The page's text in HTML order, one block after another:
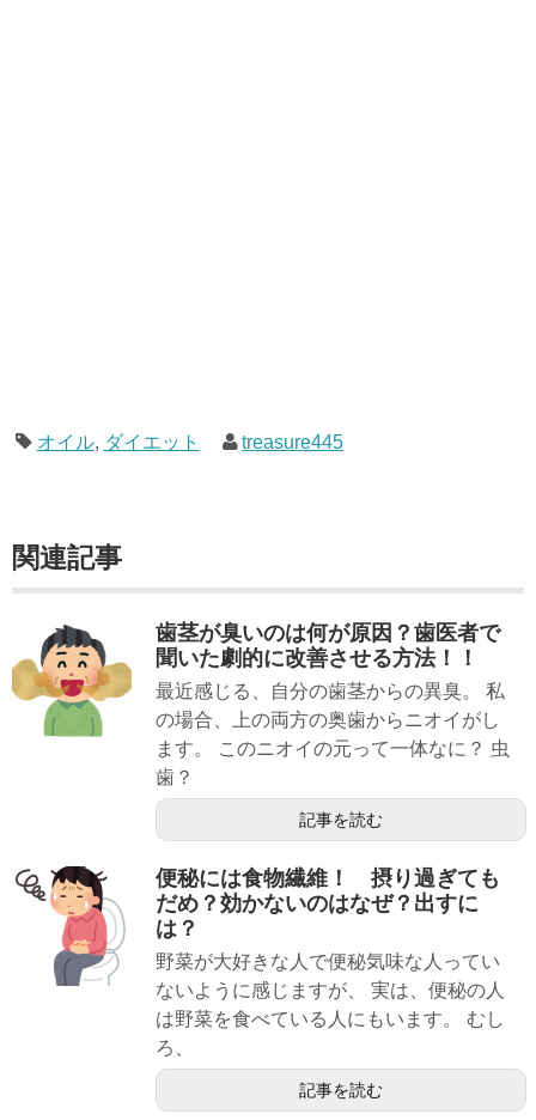
オイル, ダイエット treasure445
関連記事
歯茎が臭いのは何が原因？歯医者で
聞いた劇的に改善させる方法！！
最近感じる、自分の歯茎からの異臭。 私
の場合、上の両方の奥歯からニオイがし
ます。 このニオイの元って一体なに？ 虫
歯？
記事を読む
便秘には食物繊維！ 摂り過ぎても
だめ？効かないのはなぜ？出すに
は？
野菜が大好きな人で便秘気味な人ってい
ないように感じますが、 実は、便秘の人
は野菜を食べている人にもいます。 むし
ろ、
記事を読む